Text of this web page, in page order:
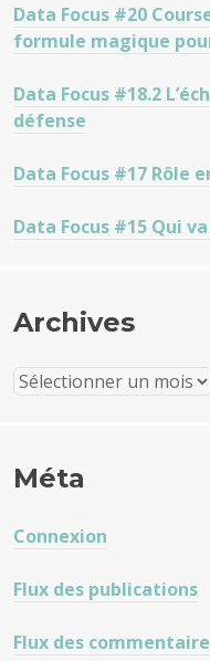
Data Focus #20
formule magique
Data Focus #18.2
défense
Data Focus #17 Rôle
Data Focus #15 Qui
Archives
Archives
Méta
Connexion
Flux des publications
Flux des